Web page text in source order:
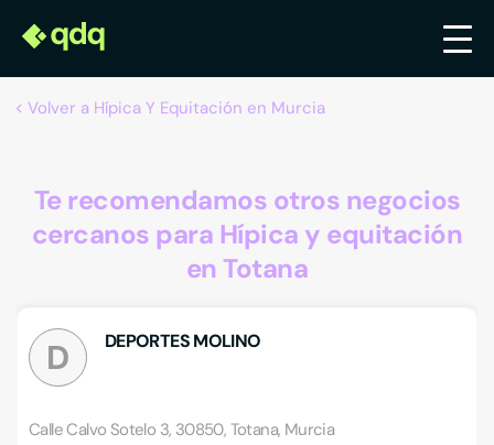
Volver a Hípica Y Equitación en Murcia
Te recomendamos otros negocios
cercanos para Hípica y equitación
en Totana
D DEPORTES MOLINO
Calle Calvo Sotelo 3, 30850, Totana, Murcia